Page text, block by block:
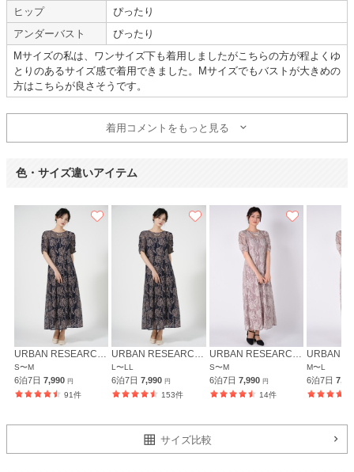
身長 :
体重 :55～59kg
体型 : 妊娠7ヶ月
使用シーン : 親族の結婚式
使用地域 : 東京都
【一緒に注文した商品】
ヒップ
ぴったり
アンダーバスト
ぴったり
Mサイズの私は、ワンサイズ下も着用しましたがこちらの方が程よくゆ
とりのあるサイズ感で着用できました。Mサイズでもバストが大きめの
方はこちらが良さそうです。
着用コメントをもっと見る
色・サイズ違いアイテム
URBAN RESEARCH ROSSO
S〜M
6泊7日 7,990 円
91件
URBAN RESEARCH ROSSO
L〜LL
6泊7日7,990円
153件
URBAN RESEARCH ROSSO
S〜M
6泊7日 7,990 円
14件
M〜L
6泊7日
サイズ比較